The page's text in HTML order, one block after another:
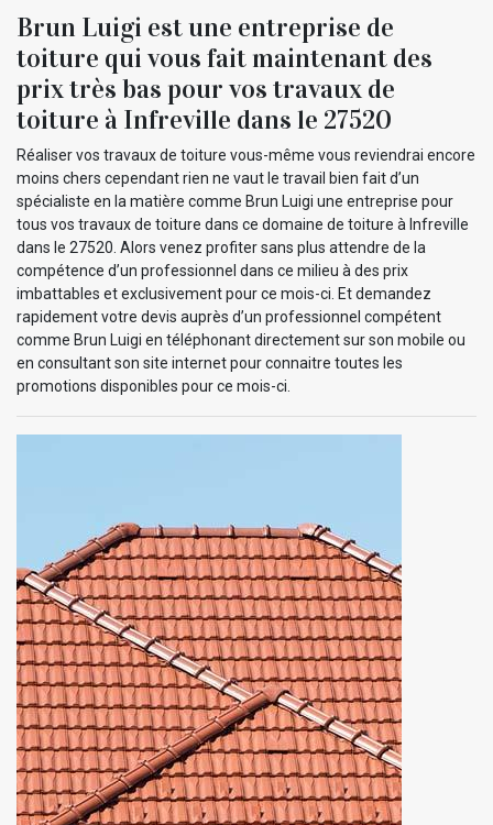
Brun Luigi est une entreprise de
toiture qui vous fait maintenant des
prix très bas pour vos travaux de
toiture à Infreville dans le 27520
Réaliser vos travaux de toiture vous-même vous reviendrai encore
moins chers cependant rien ne vaut le travail bien fait d’un
spécialiste en la matière comme Brun Luigi une entreprise pour
tous vos travaux de toiture dans ce domaine de toiture à Infreville
dans le 27520. Alors venez profiter sans plus attendre de la
compétence d’un professionnel dans ce milieu à des prix
imbattables et exclusivement pour ce mois-ci. Et demandez
rapidement votre devis auprès d’un professionnel compétent
comme Brun Luigi en téléphonant directement sur son mobile ou
en consultant son site internet pour connaitre toutes les
promotions disponibles pour ce mois-ci.